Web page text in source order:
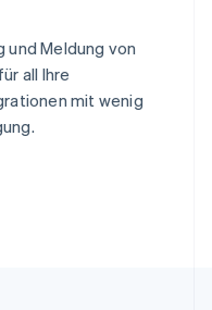
und Meldung von
all Ihre
mit wenig